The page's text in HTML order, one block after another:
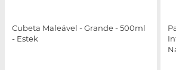
Cubeta Maleável - Grande - 500ml
- Estek